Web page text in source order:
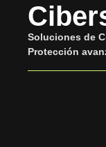
Soluciones de
Protección